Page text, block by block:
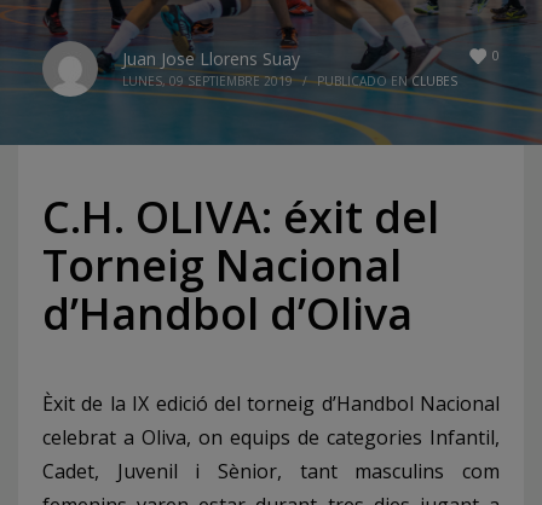
0
Juan Jose Llorens Suay
LUNES, 09 SEPTIEMBRE 2019 / PUBLICADO ENCLUBES
C.H. OLIVA: éxit del
Torneig Nacional
d’Handbol d’Oliva
Èxit de la IX edició del torneig d’Handbol Nacional
celebrat a Oliva, on equips de categories Infantil,
Cadet, Juvenil i Sènior, tant masculins com